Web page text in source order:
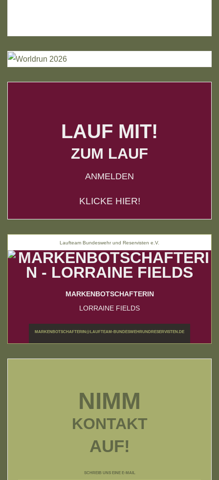
LAUF MIT!
ZUM LAUF
ANMELDEN
KLICKE HIER!
Laufteam Bundeswehr und Reservisten e.V.
MARKENBOTSCHAFTERIN
LORRAINE FIELDS
MARKENBOTSCHAFTERIN@LAUFTEAM-BUNDESWEHRUNDRESERVISTEN.DE
NIMM
KONTAKT
AUF!
SCHREIB UNS EINE E-MAIL